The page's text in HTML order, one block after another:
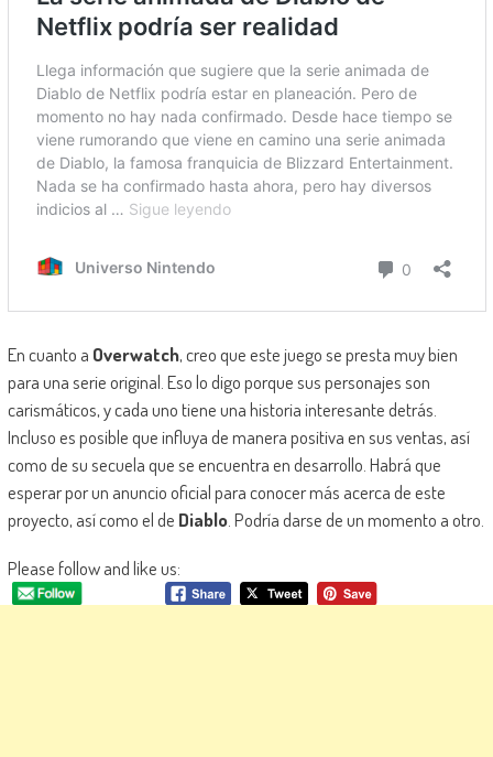
En cuanto a Overwatch, creo que este juego se presta muy bien
para una serie original. Eso lo digo porque sus personajes son
carismáticos, y cada uno tiene una historia interesante detrás.
Incluso es posible que influya de manera positiva en sus ventas, así
como de su secuela que se encuentra en desarrollo. Habrá que
esperar por un anuncio oficial para conocer más acerca de este
proyecto, así como el de Diablo. Podría darse de un momento a otro.
Please follow and like us: